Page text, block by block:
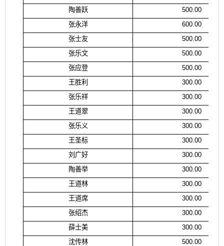
陶善跃
500.00
张永洋
600.00
张士友
500.00
张乐文
500.00
张应登
500.00
王胜利
300.00
张乐祥
300.00
王道翠
300.00
张乐义
300.00
王圣标
300.00
刘广好
300.00
陶善举
300.00
王道林
300.00
王道席
300.00
张绍杰
300.00
薛士美
300.00
沈传林
500.00